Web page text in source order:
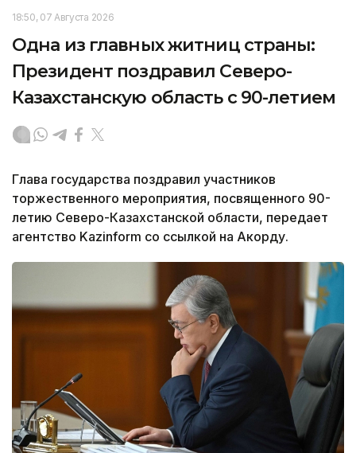
18:50, 07 Августа 2026
Одна из главных житниц страны:
Президент поздравил Северо-
Казахстанскую область с 90-летием
Глава государства поздравил участников
торжественного мероприятия, посвященного 90-
летию Северо-Казахстанской области, передает
агентство Kazinform со ссылкой на Акорду.